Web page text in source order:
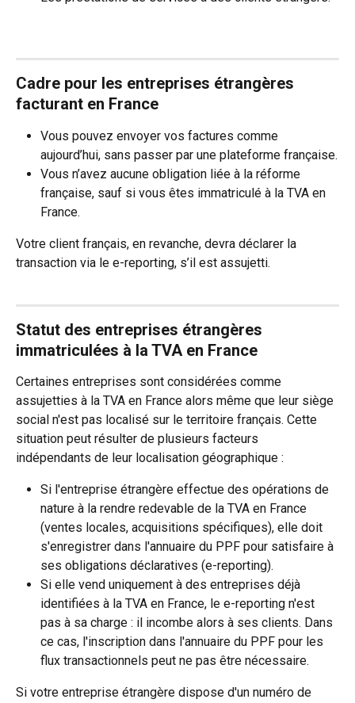
Cadre pour les entreprises étrangères
facturant en France
Vous pouvez envoyer vos factures comme
aujourd’hui, sans passer par une plateforme française.
Vous n’avez aucune obligation liée à la réforme
française, sauf si vous êtes immatriculé à la TVA en
France.
Votre client français, en revanche, devra déclarer la
transaction via le e-reporting, s’il est assujetti.
Statut des entreprises étrangères
immatriculées à la TVA en France
Certaines entreprises sont considérées comme
assujetties à la TVA en France alors même que leur siège
social n'est pas localisé sur le territoire français. Cette
situation peut résulter de plusieurs facteurs
indépendants de leur localisation géographique :
Si l'entreprise étrangère effectue des opérations de
nature à la rendre redevable de la TVA en France
(ventes locales, acquisitions spécifiques), elle doit
s'enregistrer dans l'annuaire du PPF pour satisfaire à
ses obligations déclaratives (e-reporting).
Si elle vend uniquement à des entreprises déjà
identifiées à la TVA en France, le e-reporting n'est
pas à sa charge : il incombe alors à ses clients. Dans
ce cas, l'inscription dans l'annuaire du PPF pour les
flux transactionnels peut ne pas être nécessaire.
Si votre entreprise étrangère dispose d'un numéro de